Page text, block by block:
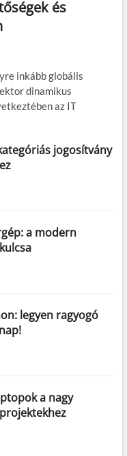
és
inkább globális
dinamikus
az IT
jogosítvány
a modern
legyen ragyogó
a nagy